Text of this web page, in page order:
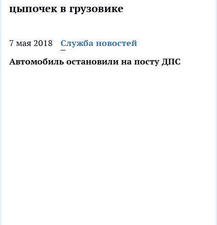
цыпочек в грузовике
7 мая 2018
Служба новостей
Автомобиль остановили на посту ДПС